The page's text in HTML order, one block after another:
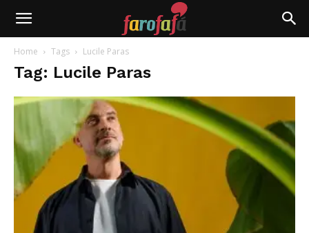
Farofafá
Home Tags Lucile Paras
Tag: Lucile Paras